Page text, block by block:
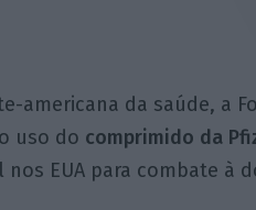
americana da saúde, a
uso do comprimido da
EUA para combate à